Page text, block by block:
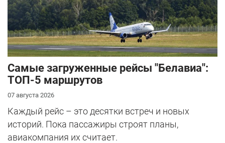
Самые загруженные рейсы "Белавиа":
ТОП-5 маршрутов
07 августа 2026
Каждый рейс – это десятки встреч и новых
историй. Пока пассажиры строят планы,
авиакомпания их считает.